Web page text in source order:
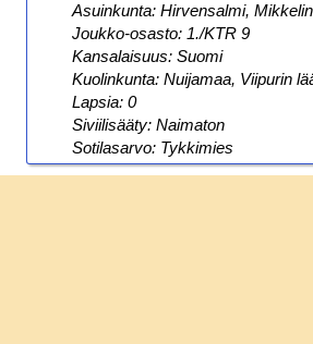
Asuinkunta: Hirvensalmi,
Joukko-osasto: 1./KTR 9
Kansalaisuus: Suomi
Kuolinkunta: Nuijamaa, Viipurin
Lapsia: 0
Siviilisääty: Naimaton
Sotilasarvo: Tykkimies